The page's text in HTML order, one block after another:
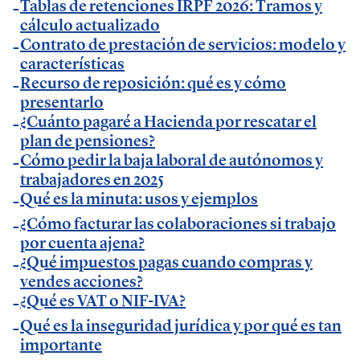
Autónomos y Emprendedores.
— Entrevista sobre Ley Antifraude y Ley Crea y
Crece enExpansión.
— Entrevista sobre Ley Antifraude y Ley Crea y
Crece enLa Razón
— Entrevista sobre factura electrónica obligatoria
enEl Economista.
— Comunicado Billin y TeamSystem enBusiness
Insider.
— Entrevista enEconomía Digital.
— Entrevista en Ideas para tu empresa de
Vodafone.
— Entrevista enMásQradio
— Entrevista en Armas para emprender de El
Método Gallardo
Tablas de retenciones IRPF 2026: Tramos y
cálculo actualizado
Contrato de prestación de servicios: modelo y
características
Recurso de reposición: qué es y cómo
presentarlo
¿Cuánto pagaré a Hacienda por rescatar el
plan de pensiones?
Cómo pedir la baja laboral de autónomos y
trabajadores en 2025
Qué es la minuta: usos y ejemplos
¿Cómo facturar las colaboraciones si trabajo
por cuenta ajena?
¿Qué impuestos pagas cuando compras y
vendes acciones?
¿Qué es VAT o NIF-IVA?
Qué es la inseguridad jurídica y por qué es tan
importante